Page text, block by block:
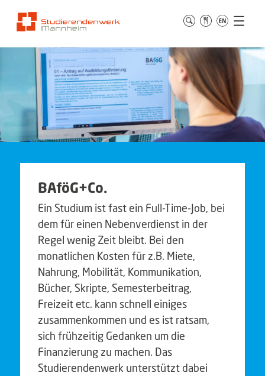
BAföG+Co.
Ein Studium ist fast ein Full-Time-Job, bei
dem für einen Nebenverdienst in der
Regel wenig Zeit bleibt. Bei den
monatlichen Kosten für z.B. Miete,
Nahrung, Mobilität, Kommunikation,
Bücher, Skripte, Semesterbeitrag,
Freizeit etc. kann schnell einiges
zusammenkommen und es ist ratsam,
sich frühzeitig Gedanken um die
Finanzierung zu machen. Das
Studierendenwerk unterstützt dabei